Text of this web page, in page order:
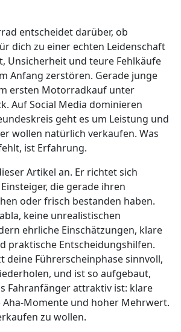
entscheidet darüber, ob
dich zu einer echten Leidenschaft
Unsicherheit und teure Fehlkäufe
Anfang zerstören. Gerade junge
ersten Motorradkauf unter
Auf Social Media dominieren
geht es um Leistung und
wollen natürlich verkaufen. Was
ist Erfahrung.
Artikel an. Er richtet sich
die gerade ihren
oder frisch bestanden haben.
keine unrealistischen
ehrliche Einschätzungen, klare
praktische Entscheidungshilfen.
deine Führerscheinphase sinnvoll,
und ist so aufgebaut,
Fahranfänger attraktiv ist: klare
Aha-Momente und hoher Mehrwert.
zu wollen.